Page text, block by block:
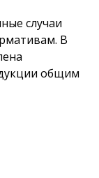
случаи
В
общим